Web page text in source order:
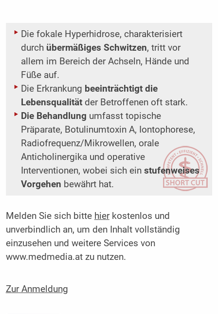
Die fokale Hyperhidrose, charakterisiert
durch übermäßiges Schwitzen, tritt vor
allem im Bereich der Achseln, Hände und
Füße auf.
Die Erkrankung beeinträchtigt die
Lebensqualitätder Betroffenen oft stark.
Die Behandlung umfasst topische
Präparate, Botulinumtoxin A, Iontophorese,
Radiofrequenz/Mikrowellen, orale
Anticholinergika und operative
Interventionen, wobei sich ein stufenweises
Vorgehen bewährt hat.
Melden Sie sich bitte hierkostenlos und
unverbindlich an, um den Inhalt vollständig
einzusehen und weitere Services von
www.medmedia.at zu nutzen.
Zur Anmeldung